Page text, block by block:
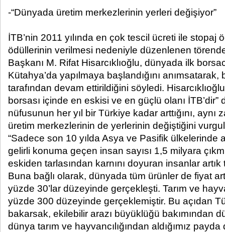
-“Dünyada üretim merkezlerinin yerleri değişiyor”
İTB’nin 2011 yılında en çok tescil ücreti ile stopaj
ödüllerinin verilmesi nedeniyle düzenlenen
Başkanı M. Rifat Hisarcıklıoğlu, dünyada ilk
Kütahya’da yapılmaya başlandığını
tarafından devam ettirildiğini söyledi.
borsası içinde en eskisi ve en güçlü olanı İTB’dir”
nüfusunun her yıl bir Türkiye kadar arttığını, aynı
üretim merkezlerinin de yerlerinin değiştiğini
“Sadece son 10 yılda Asya ve Pasifik ülkelerinde
gelirli konuma geçen insan sayısı 1,5 milyara
eskiden tarlasından karnını doyuran insanlar
Buna bağlı olarak, dünyada tüm ürünler de fiyat
yüzde 30’lar düzeyinde gerçekleşti. Tarım ve
yüzde 300 düzeyinde gerçeklemiştir. Bu açıdan
bakarsak, ekilebilir arazı büyüklüğü bakımından
dünya tarım ve hayvancılığından aldığımız